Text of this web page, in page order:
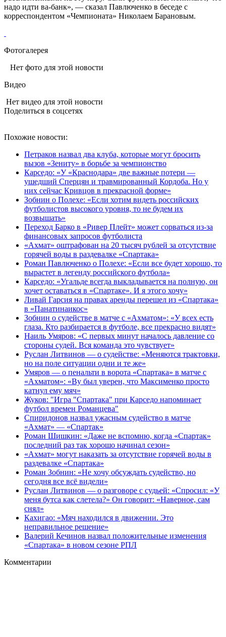
надо идти ва-банк», — сказал Павлюченко в беседе с
корреспондентом «Чемпионата» Николаем Барановым.
Фотогалерея
Нет фото для этой новости
Видео
Нет видео для этой новости
Поделиться в соцсетях
Похожие новости:
Петраков назвал два клуба, которые могут бросить
вызов «Зениту» в борьбе за чемпионство
Карседо: «У «Краснодара» две важные потери —
ушедший Сперцян и травмированный Кордоба. Но у
них сейчас Кривцов в прекрасной форме»
Зобнин о Полехе: «Если хотим видеть российских
футболистов высокого уровня, то не будем их
возвышать»
Переход Барко в «Ривер Плейт» может сорваться из‑за
финансовых запросов футболиста
«Ахмат» оштрафован на 20 тысяч рублей за отсутствие
горячей воды в раздевалке «Спартака»
Роман Павлюченко о Полехе: «Если все будет хорошо, то
вырастет в легенду российского футбола»
Карседо: «Угальде всегда выкладывается на полную, он
хочет оставаться в «Спартаке». И я этого хочу»
Ливай Гарсия на правах аренды перешел из «Спартака»
в «Панатинаикос»
Зобнин о судействе в матче с «Ахматом»: «У всех есть
глаза. Кто разбирается в футболе, все прекрасно видят»
Наиль Умяров: «С первых минут началось давление со
стороны судей. Вся команда это чувствует»
Руслан Литвинов — о судействе: «Меняются трактовки,
но на поле ситуации одни и те же»
Умяров — о пенальти в ворота «Спартака» в матче с
«Ахматом»: «Ву был уверен, что Максименко просто
катнул ему мяч»
Жуков: "Игра "Спартака" при Карседо напоминает
футбол времен Романцева"
Спиридонов назвал ужасным судейство в матче
«Ахмат» — «Спартак»
Роман Шишкин: «Даже не вспомню, когда «Спартак»
последний раз так хорошо начинал сезон»
«Ахмат» могут наказать за отсутствие горячей воды в
раздевалке «Спартака»
Роман Зобнин: «Не хочу обсуждать судейство, но
сегодня все всё видели»
Руслан Литвинов — о разговоре с судьей: «Спросил: «У
меня бутса как слетела?» Он говорит: «Наверное, сам
снял»
Кахигао: «Мяч находился в движении. Это
неправильное решение»
Валерий Кечинов назвал положительные изменения
«Спартака» в новом сезоне РПЛ
Комментарии